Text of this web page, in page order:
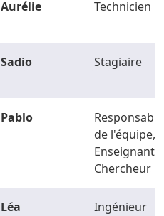
Aurélie Technicien
Sadio Stagiaire
Pablo
Responsable
de l'équipe,
Enseignant-
Chercheur
Léa Ingénieur